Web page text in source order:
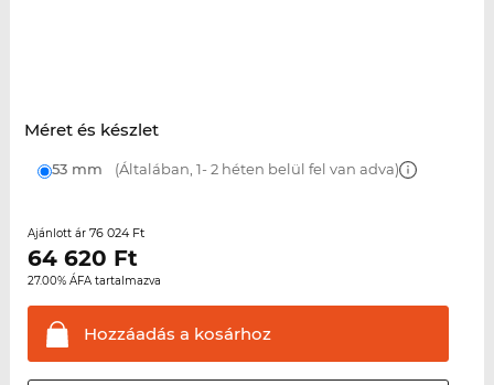
Méret és készlet
53 mm (Általában, 1- 2 héten belül fel van adva)
Ajánlott ár 76 024 Ft
64 620 Ft
27.00% ÁFA tartalmazva
Hozzáadás a kosárhoz